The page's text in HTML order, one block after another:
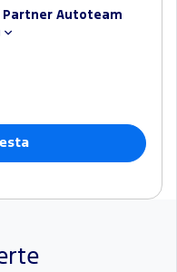
Partner Autoteam